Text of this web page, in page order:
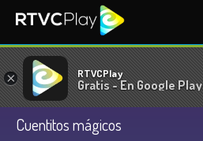
× RTVCPlay
Gratis - En Google Play
Cuentitos mágicos